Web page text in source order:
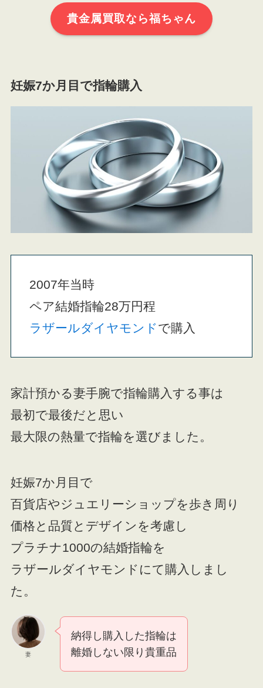
貴金属買取なら福ちゃん
妊娠7か月目で指輪購入
2007年当時
ペア結婚指輪28万円程
ラザールダイヤモンドで購入
家計預かる妻手腕で指輪購入する事は
最初で最後だと思い
最大限の熱量で指輪を選びました。
妊娠7か月目で
百貨店やジュエリーショップを歩き周り
価格と品質とデザインを考慮し
プラチナ1000の結婚指輪を
ラザールダイヤモンドにて購入しまし
た。
妻
納得し購入した指輪は
離婚しない限り貴重品